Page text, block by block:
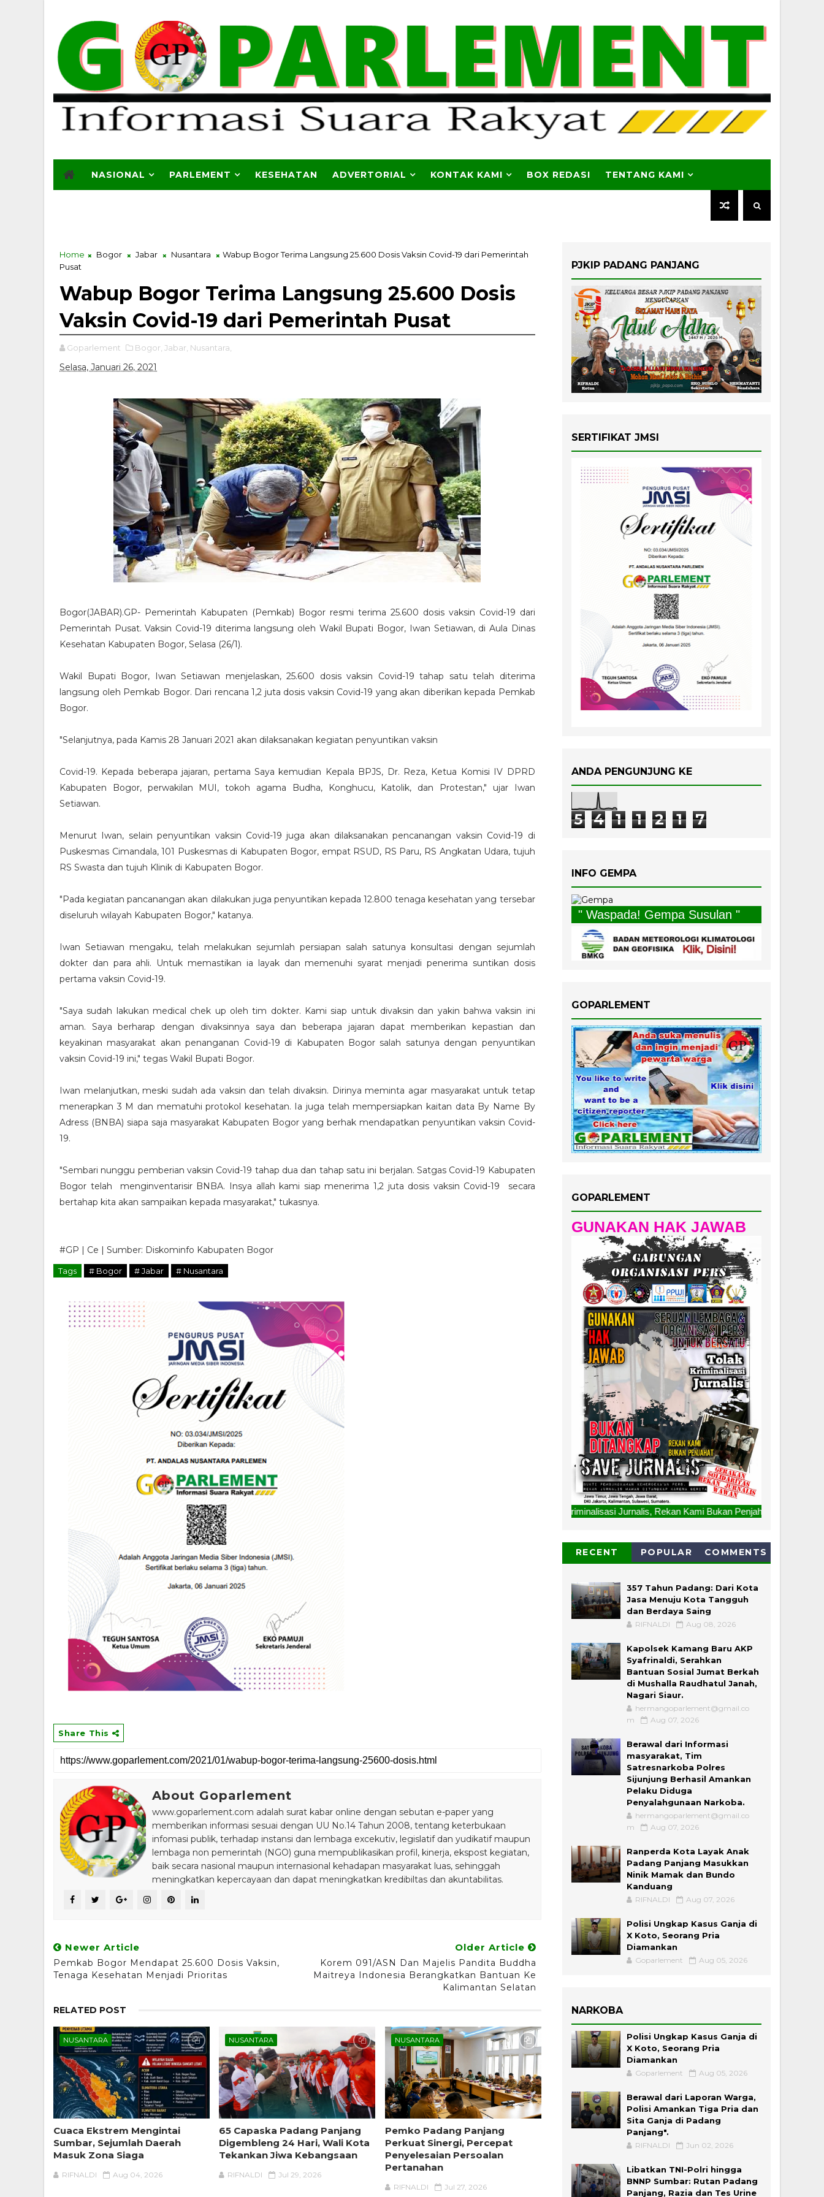
NASIONAL PARLEMENT KESEHATAN ADVERTORIAL KONTAK KAMI BOX REDASI TENTANG KAMI
Home Bogor Jabar Nusantara
Wabup Bogor Terima Langsung 25.600 Dosis Vaksin Covid-19 dari Pemerintah
Pusat
Wabup Bogor Terima Langsung 25.600 Dosis
Vaksin Covid-19 dari Pemerintah Pusat
Goparlement Bogor, Jabar, Nusantara,
Selasa, Januari 26, 2021
Bogor(JABAR).GP- Pemerintah Kabupaten (Pemkab) Bogor resmi terima 25.600 dosis vaksin Covid-19 dari
Pemerintah Pusat. Vaksin Covid-19 diterima langsung oleh Wakil Bupati Bogor, Iwan Setiawan, di Aula Dinas
Kesehatan Kabupaten Bogor, Selasa (26/1).
Wakil Bupati Bogor, Iwan Setiawan menjelaskan, 25.600 dosis vaksin Covid-19 tahap satu telah diterima
langsung oleh Pemkab Bogor. Dari rencana 1,2 juta dosis vaksin Covid-19 yang akan diberikan kepada Pemkab
Bogor.
"Selanjutnya, pada Kamis 28 Januari 2021 akan dilaksanakan kegiatan penyuntikan vaksin
Covid-19. Kepada beberapa jajaran, pertama Saya kemudian Kepala BPJS, Dr. Reza, Ketua Komisi IV DPRD
Kabupaten Bogor, perwakilan MUI, tokoh agama Budha, Konghucu, Katolik, dan Protestan," ujar Iwan
Setiawan.
Menurut Iwan, selain penyuntikan vaksin Covid-19 juga akan dilaksanakan pencanangan vaksin Covid-19 di
Puskesmas Cimandala, 101 Puskesmas di Kabupaten Bogor, empat RSUD, RS Paru, RS Angkatan Udara, tujuh
RS Swasta dan tujuh Klinik di Kabupaten Bogor.
"Pada kegiatan pancanangan akan dilakukan juga penyuntikan kepada 12.800 tenaga kesehatan yang tersebar
diseluruh wilayah Kabupaten Bogor," katanya.
Iwan Setiawan mengaku, telah melakukan sejumlah persiapan salah satunya konsultasi dengan sejumlah
dokter dan para ahli. Untuk memastikan ia layak dan memenuhi syarat menjadi penerima suntikan dosis
pertama vaksin Covid-19.
"Saya sudah lakukan medical chek up oleh tim dokter. Kami siap untuk divaksin dan yakin bahwa vaksin ini
aman. Saya berharap dengan divaksinnya saya dan beberapa jajaran dapat memberikan kepastian dan
keyakinan masyarakat akan penanganan Covid-19 di Kabupaten Bogor salah satunya dengan penyuntikan
vaksin Covid-19 ini," tegas Wakil Bupati Bogor.
Iwan melanjutkan, meski sudah ada vaksin dan telah divaksin. Dirinya meminta agar masyarakat untuk tetap
menerapkan 3 M dan mematuhi protokol kesehatan. Ia juga telah mempersiapkan kaitan data By Name By
Adress (BNBA) siapa saja masyarakat Kabupaten Bogor yang berhak mendapatkan penyuntikan vaksin Covid-
19.
"Sembari nunggu pemberian vaksin Covid-19 tahap dua dan tahap satu ini berjalan. Satgas Covid-19 Kabupaten
Bogor telah menginventarisir BNBA. Insya allah kami siap menerima 1,2 juta dosis vaksin Covid-19 secara
bertahap kita akan sampaikan kepada masyarakat," tukasnya.
#GP | Ce | Sumber: Diskominfo Kabupaten Bogor
Tags # Bogor # Jabar # Nusantara
Share This
About Goparlement
www.goparlement.com adalah surat kabar online dengan sebutan e-paper yang
memberikan informasi sesuai dengan UU No.14 Tahun 2008, tentang keterbukaan
infomasi publik, terhadap instansi dan lembaga excekutiv, legislatif dan yudikatif maupun
lembaga non pemerintah (NGO) guna mempublikasikan profil, kinerja, ekspost kegiatan,
baik secara nasional maupun internasional kehadapan masyarakat luas, sehinggah
meningkatkan kepercayaan dan dapat meningkatkan kredibiltas dan akuntabilitas.
Newer Article
Pemkab Bogor Mendapat 25.600 Dosis Vaksin,
Tenaga Kesehatan Menjadi Prioritas
Older Article
Korem 091/ASN Dan Majelis Pandita Buddha
Maitreya Indonesia Berangkatkan Bantuan Ke
Kalimantan Selatan
RELATED POST
NUSANTARA
Cuaca Ekstrem Mengintai
Sumbar, Sejumlah Daerah
Masuk Zona Siaga
RIFNALDI Aug 04, 2026
NUSANTARA
65 Capaska Padang Panjang
Digembleng 24 Hari, Wali Kota
Tekankan Jiwa Kebangsaan
RIFNALDI Jul 29, 2026
NUSANTARA
Pemko Padang Panjang
Perkuat Sinergi, Percepat
Penyelesaian Persoalan
Pertanahan
RIFNALDI Jul 27, 2026
PJKIP PADANG PANJANG
SERTIFIKAT JMSI
ANDA PENGUNJUNG KE
5 4 1 1 2 1 7
INFO GEMPA
" Waspada! Gempa Susulan "
GOPARLEMENT
GOPARLEMENT
GUNAKAN HAK JAWAB
SERUAN LEMBAGA & ORGANISASI PERS UNTUK BERSATU. "Tolak Kriminalisasi Jurnalis, Rekan Kami Bukan Penjahat, Bukan Ditangkap. "SAVE
RECENT POPULAR COMMENTS
357 Tahun Padang: Dari Kota
Jasa Menuju Kota Tangguh
dan Berdaya Saing
RIFNALDI Aug 08, 2026
Kapolsek Kamang Baru AKP
Syafrinaldi, Serahkan
Bantuan Sosial Jumat Berkah
di Mushalla Raudhatul Janah,
Nagari Siaur.
hermangoparlement@gmail.co
m
Aug 07, 2026
Berawal dari Informasi
masyarakat, Tim
Satresnarkoba Polres
Sijunjung Berhasil Amankan
Pelaku Diduga
Penyalahgunaan Narkoba.
hermangoparlement@gmail.co
m
Aug 07, 2026
Ranperda Kota Layak Anak
Padang Panjang Masukkan
Ninik Mamak dan Bundo
Kanduang
RIFNALDI Aug 07, 2026
Polisi Ungkap Kasus Ganja di
X Koto, Seorang Pria
Diamankan
Goparlement Aug 05, 2026
NARKOBA
Polisi Ungkap Kasus Ganja di
X Koto, Seorang Pria
Diamankan
Goparlement Aug 05, 2026
Berawal dari Laporan Warga,
Polisi Amankan Tiga Pria dan
Sita Ganja di Padang
Panjang".
RIFNALDI Jun 02, 2026
Libatkan TNI-Polri hingga
BNNP Sumbar: Rutan Padang
Panjang, Razia dan Tes Urine